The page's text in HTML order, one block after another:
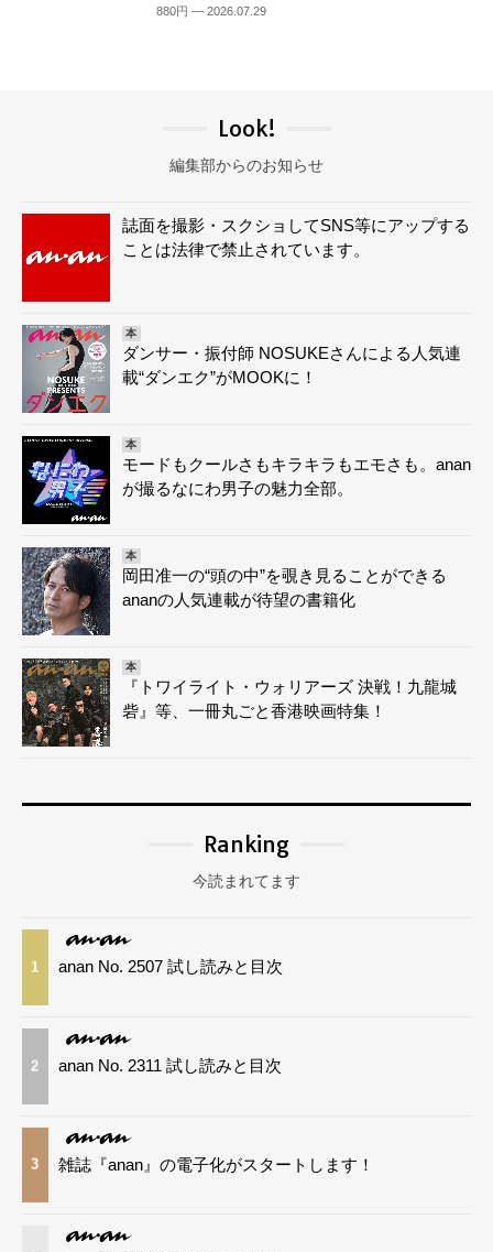
880円 — 2026.07.29
Look!
編集部からのお知らせ
誌面を撮影・スクショしてSNS等にアップする
ことは法律で禁止されています。
本
ダンサー・振付師 NOSUKEさんによる人気連
載“ダンエク”がMOOKに！
本
モードもクールさもキラキラもエモさも。anan
が撮るなにわ男子の魅力全部。
本
岡田准一の“頭の中”を覗き見ることができる
ananの人気連載が待望の書籍化
本
『トワイライト・ウォリアーズ 決戦！九龍城
砦』等、一冊丸ごと香港映画特集！
Ranking
今読まれてます
1 anan No. 2507 試し読みと目次
2 anan No. 2311 試し読みと目次
3 雑誌『anan』の電子化がスタートします！